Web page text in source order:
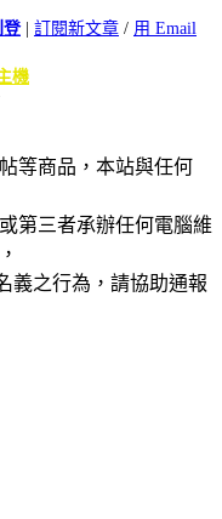
登| 訂閱新文章 / 用 Email
機
等商品，本站與任何
第三者承辦任何電腦維
義之行為，請協助通報